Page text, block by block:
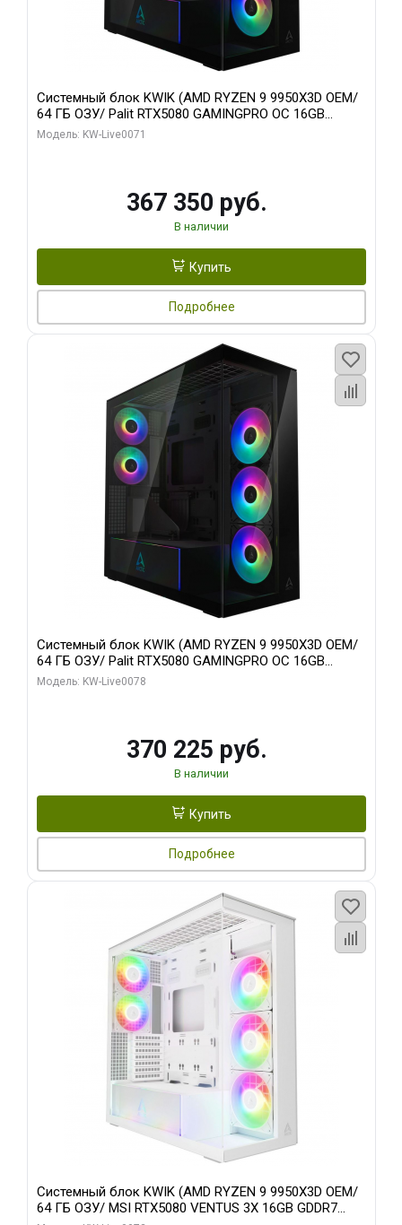
Системный блок KWIK (AMD RYZEN 9 9950X3D OEM/
64 ГБ ОЗУ/ Palit RTX5080 GAMINGPRO OC 16GB
GDDR7 256bit 3xDP HD/ 960 ГБ SSD)
Модель: KW-Live0071
367 350 руб.
В наличии
Купить
Подробнее
Системный блок KWIK (AMD RYZEN 9 9950X3D OEM/
64 ГБ ОЗУ/ Palit RTX5080 GAMINGPRO OC 16GB
GDDR7 256bit 3xDP HD/ 1 ТБ SSD)
Модель: KW-Live0078
370 225 руб.
В наличии
Купить
Подробнее
Системный блок KWIK (AMD RYZEN 9 9950X3D OEM/
64 ГБ ОЗУ/ MSI RTX5080 VENTUS 3X 16GB GDDR7